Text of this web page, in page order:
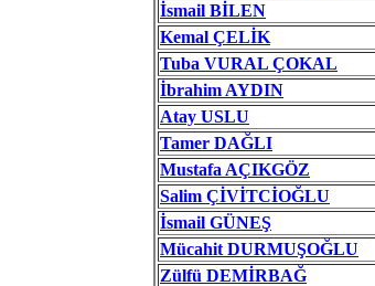
İsmail BİLEN
Kemal ÇELİK
Tuba VURAL ÇOKAL
İbrahim AYDIN
Atay USLU
Tamer DAĞLI
Mustafa AÇIKGÖZ
Salim ÇİVİTCİOĞLU
İsmail GÜNEŞ
Mücahit DURMUŞOĞLU
Zülfü DEMİRBAĞ